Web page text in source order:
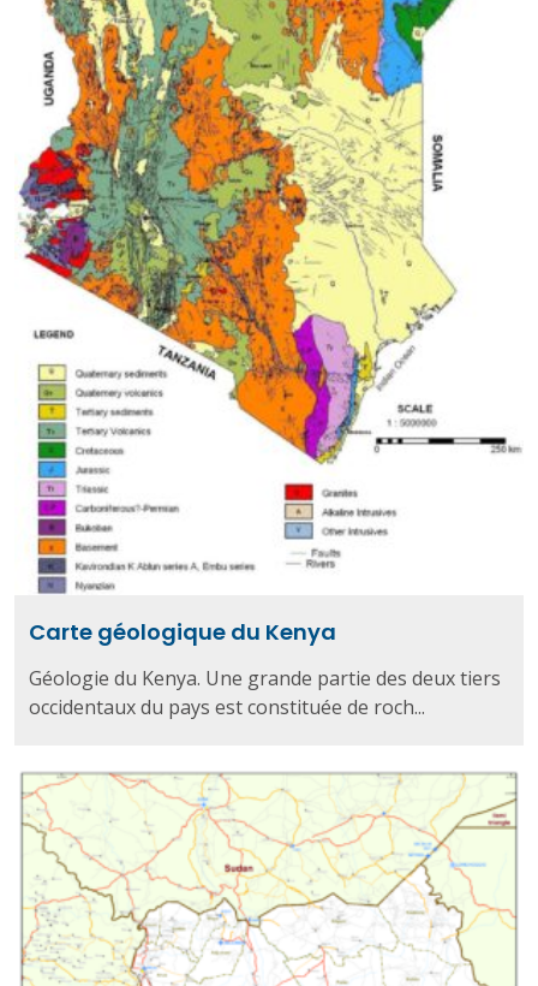
Carte géologique du Kenya
Géologie du Kenya. Une grande partie des deux tiers
occidentaux du pays est constituée de roch...